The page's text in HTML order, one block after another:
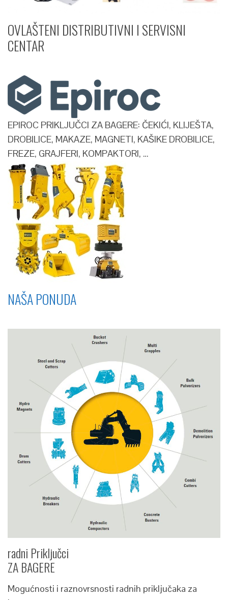
OVLAŠTENI DISTRIBUTIVNI I SERVISNI
CENTAR​
EPIROC PRIKLJUČCI ZA BAGERE: ČEKIĆI, KLIJEŠTA,
DROBILICE, MAKAZE, MAGNETI, KAŠIKE DROBILICE,
FREZE, GRAJFERI, KOMPAKTORI, …
NAŠA PONUDA
radni Priključci
ZA BAGERE
Mogućnosti i raznovrsnosti radnih priključaka za